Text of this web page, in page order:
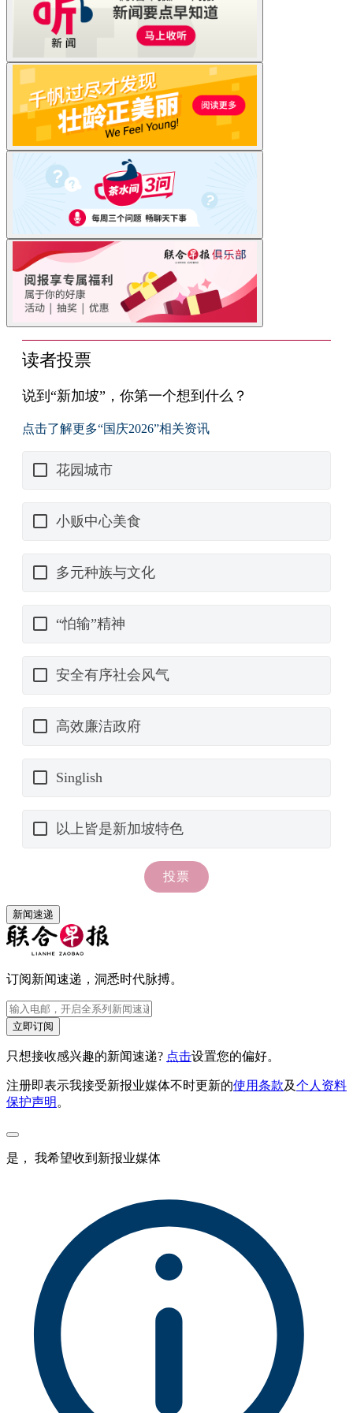
新闻速递
订阅新闻速递，洞悉时代脉搏。
立即订阅
只想接收感兴趣的新闻速递? 点击设置您的偏好。
注册即表示我接受新报业媒体不时更新的使用条款及个人资料
保护声明 。
是， 我希望收到新报业媒体